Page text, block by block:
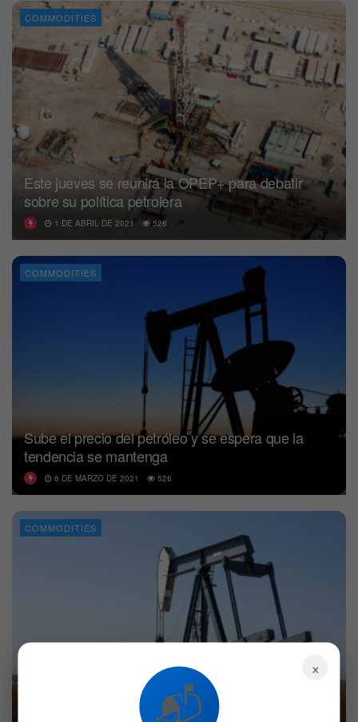
COMMODITIES
Este jueves se reunirá la OPEP+ para debatir
sobre su política petrolera
1 DE ABRIL DE 2021 526
COMMODITIES
Sube el precio del petróleo y se espera que la
tendencia se mantenga
6 DE MARZO DE 2021 526
COMMODITIES
El petróleo registra máximos de antes de la
×
📬